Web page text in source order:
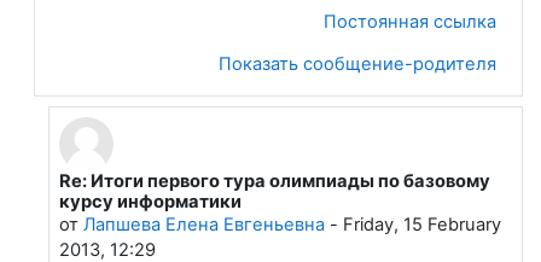
Постоянная ссылка
Показать сообщение-родителя
В ответ на Сухаревич Сергей Иванович
Re: Итоги первого тура олимпиады по базовому
курсу информатики
от Лапшева Елена Евгеньевна- Friday, 15 February
2013, 12:29